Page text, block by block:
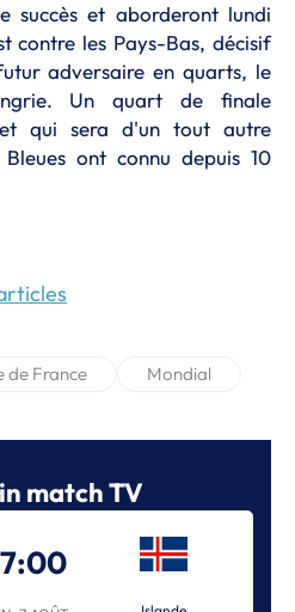
succès et aborderont lundi
contre les Pays-Bas, décisif
adversaire en quarts, le
Un quart de finale
qui sera d'un tout autre
ont connu depuis 10
de France Mondial
match TV